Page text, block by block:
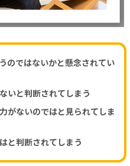
のではないかと懸念されてい
いと判断されてしまう
がないのではと見られてしま
と判断されてしまう